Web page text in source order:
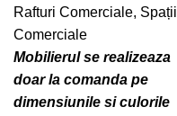
Rafturi Comerciale, Spații
Comerciale
Mobilierul se realizeaza
doar la comanda pe
dimensiunile si culorile